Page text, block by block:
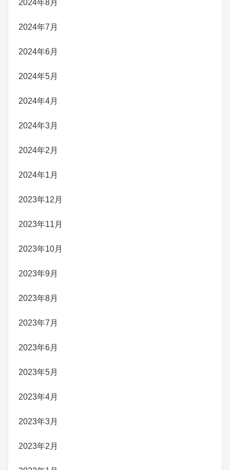
2024年8月
2024年7月
2024年6月
2024年5月
2024年4月
2024年3月
2024年2月
2024年1月
2023年12月
2023年11月
2023年10月
2023年9月
2023年8月
2023年7月
2023年6月
2023年5月
2023年4月
2023年3月
2023年2月